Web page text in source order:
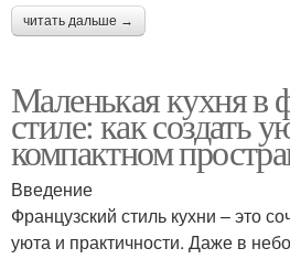
читать дальше →
Маленькая кухня в
стиле: как создать
компактном
Введение
Французский стиль кухни – это
уюта и практичности. Даже в